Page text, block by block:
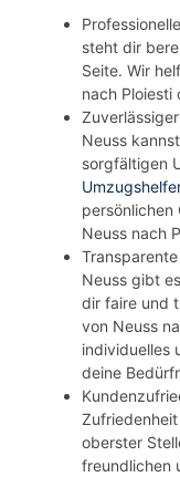
steht dir
Seite. Wir
nach Ploiesti
Neuss
sorgfältigen
persönlichen
Neuss nach
Neuss gibt
dir faire und
von Neuss
individuelles
deine
oberster
freundlichen